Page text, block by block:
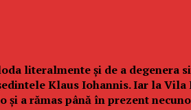
literalmente și de a degenera
Klaus Iohannis. Iar la
și a rămas până în prezent